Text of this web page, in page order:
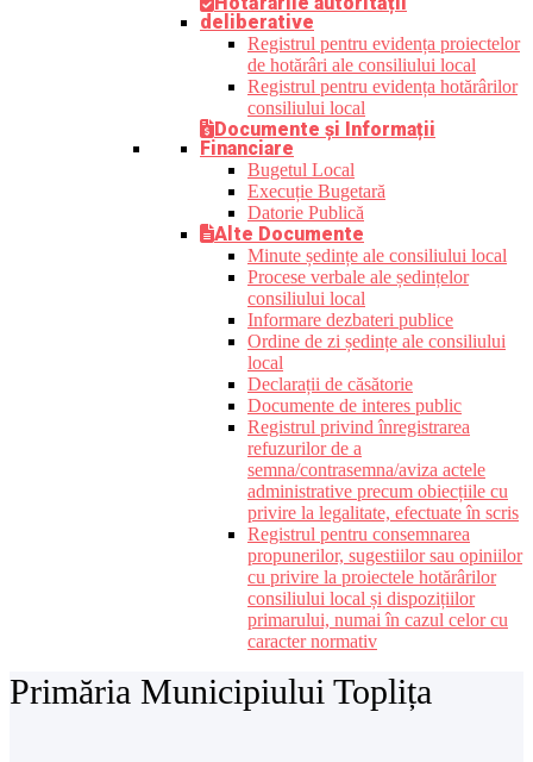
deliberative
Registrul pentru evidența proiectelor
de hotărâri ale consiliului local
Registrul pentru evidența hotărârilor
consiliului local
Documente și Informații
Financiare
Bugetul Local
Execuție Bugetară
Datorie Publică
Alte Documente
Minute ședințe ale consiliului local
Procese verbale ale ședințelor
consiliului local
Informare dezbateri publice
Ordine de zi ședințe ale consiliului
local
Declarații de căsătorie
Documente de interes public
Registrul privind înregistrarea
refuzurilor de a
semna/contrasemna/aviza actele
administrative precum obiecțiile cu
privire la legalitate, efectuate în scris
Registrul pentru consemnarea
propunerilor, sugestiilor sau opiniilor
cu privire la proiectele hotărârilor
consiliului local și dispozițiilor
primarului, numai în cazul celor cu
caracter normativ
Primăria Municipiului Toplița